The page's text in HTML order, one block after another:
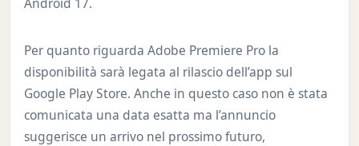
Per quanto riguarda Adobe Premiere Pro la
disponibilità sarà legata al rilascio dell’app sul
Google Play Store. Anche in questo caso non è stata
comunicata una data esatta ma l’annuncio
suggerisce un arrivo nel prossimo futuro,